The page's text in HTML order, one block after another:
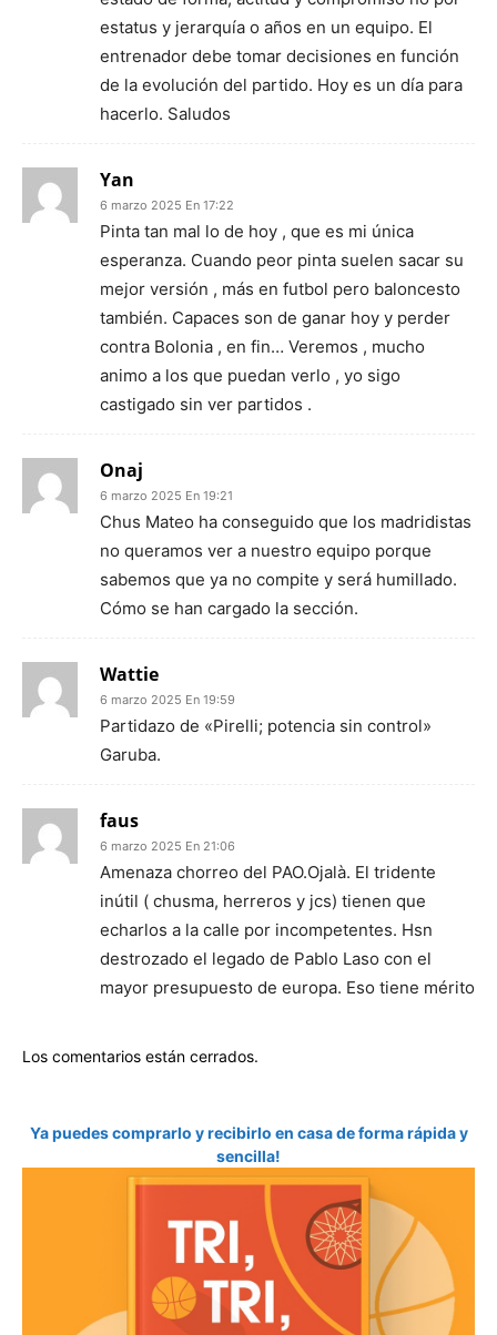
estatus y jerarquía o años en un equipo. El
entrenador debe tomar decisiones en función
de la evolución del partido. Hoy es un día para
hacerlo. Saludos
Yan
6 marzo 2025 En 17:22
Pinta tan mal lo de hoy , que es mi única
esperanza. Cuando peor pinta suelen sacar su
mejor versión , más en futbol pero baloncesto
también. Capaces son de ganar hoy y perder
contra Bolonia , en fin… Veremos , mucho
animo a los que puedan verlo , yo sigo
castigado sin ver partidos .
Onaj
6 marzo 2025 En 19:21
Chus Mateo ha conseguido que los madridistas
no queramos ver a nuestro equipo porque
sabemos que ya no compite y será humillado.
Cómo se han cargado la sección.
Wattie
6 marzo 2025 En 19:59
Partidazo de «Pirelli; potencia sin control»
Garuba.
faus
6 marzo 2025 En 21:06
Amenaza chorreo del PAO.Ojalà. El tridente
inútil ( chusma, herreros y jcs) tienen que
echarlos a la calle por incompetentes. Hsn
destrozado el legado de Pablo Laso con el
mayor presupuesto de europa. Eso tiene mérito
Los comentarios están cerrados.
Ya puedes comprarlo y recibirlo en casa de forma rápida y
sencilla!